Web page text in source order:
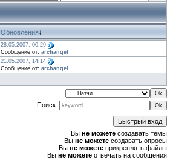
Обновления↓
28.05.2007, 00:29
Сообщение от: archangel
21.05.2007, 14:14
Сообщение от: archangel
Поиск:
Вы не можете создавать темы
Вы не можете создавать опросы
Вы не можете прикреплять файлы
Вы не можете отвечать на сообщения